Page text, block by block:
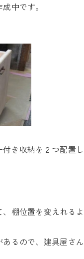
中です。
き収納を２つ配置
棚位置を変えれる
るので、建具屋さ